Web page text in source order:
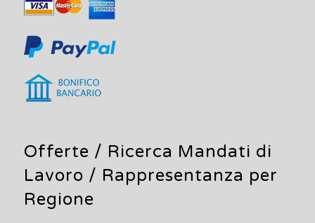
Offerte / Ricerca Mandati di
Lavoro / Rappresentanza per
Regione